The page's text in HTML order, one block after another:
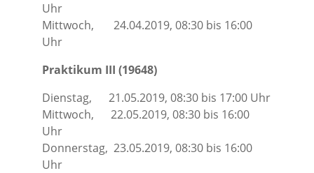
Uhr
Mittwoch, 24.04.2019, 08:30 bis 16:00
Uhr
Praktikum III (19648)
Dienstag, 21.05.2019, 08:30 bis 17:00 Uhr
Mittwoch, 22.05.2019, 08:30 bis 16:00
Uhr
Donnerstag, 23.05.2019, 08:30 bis 16:00
Uhr